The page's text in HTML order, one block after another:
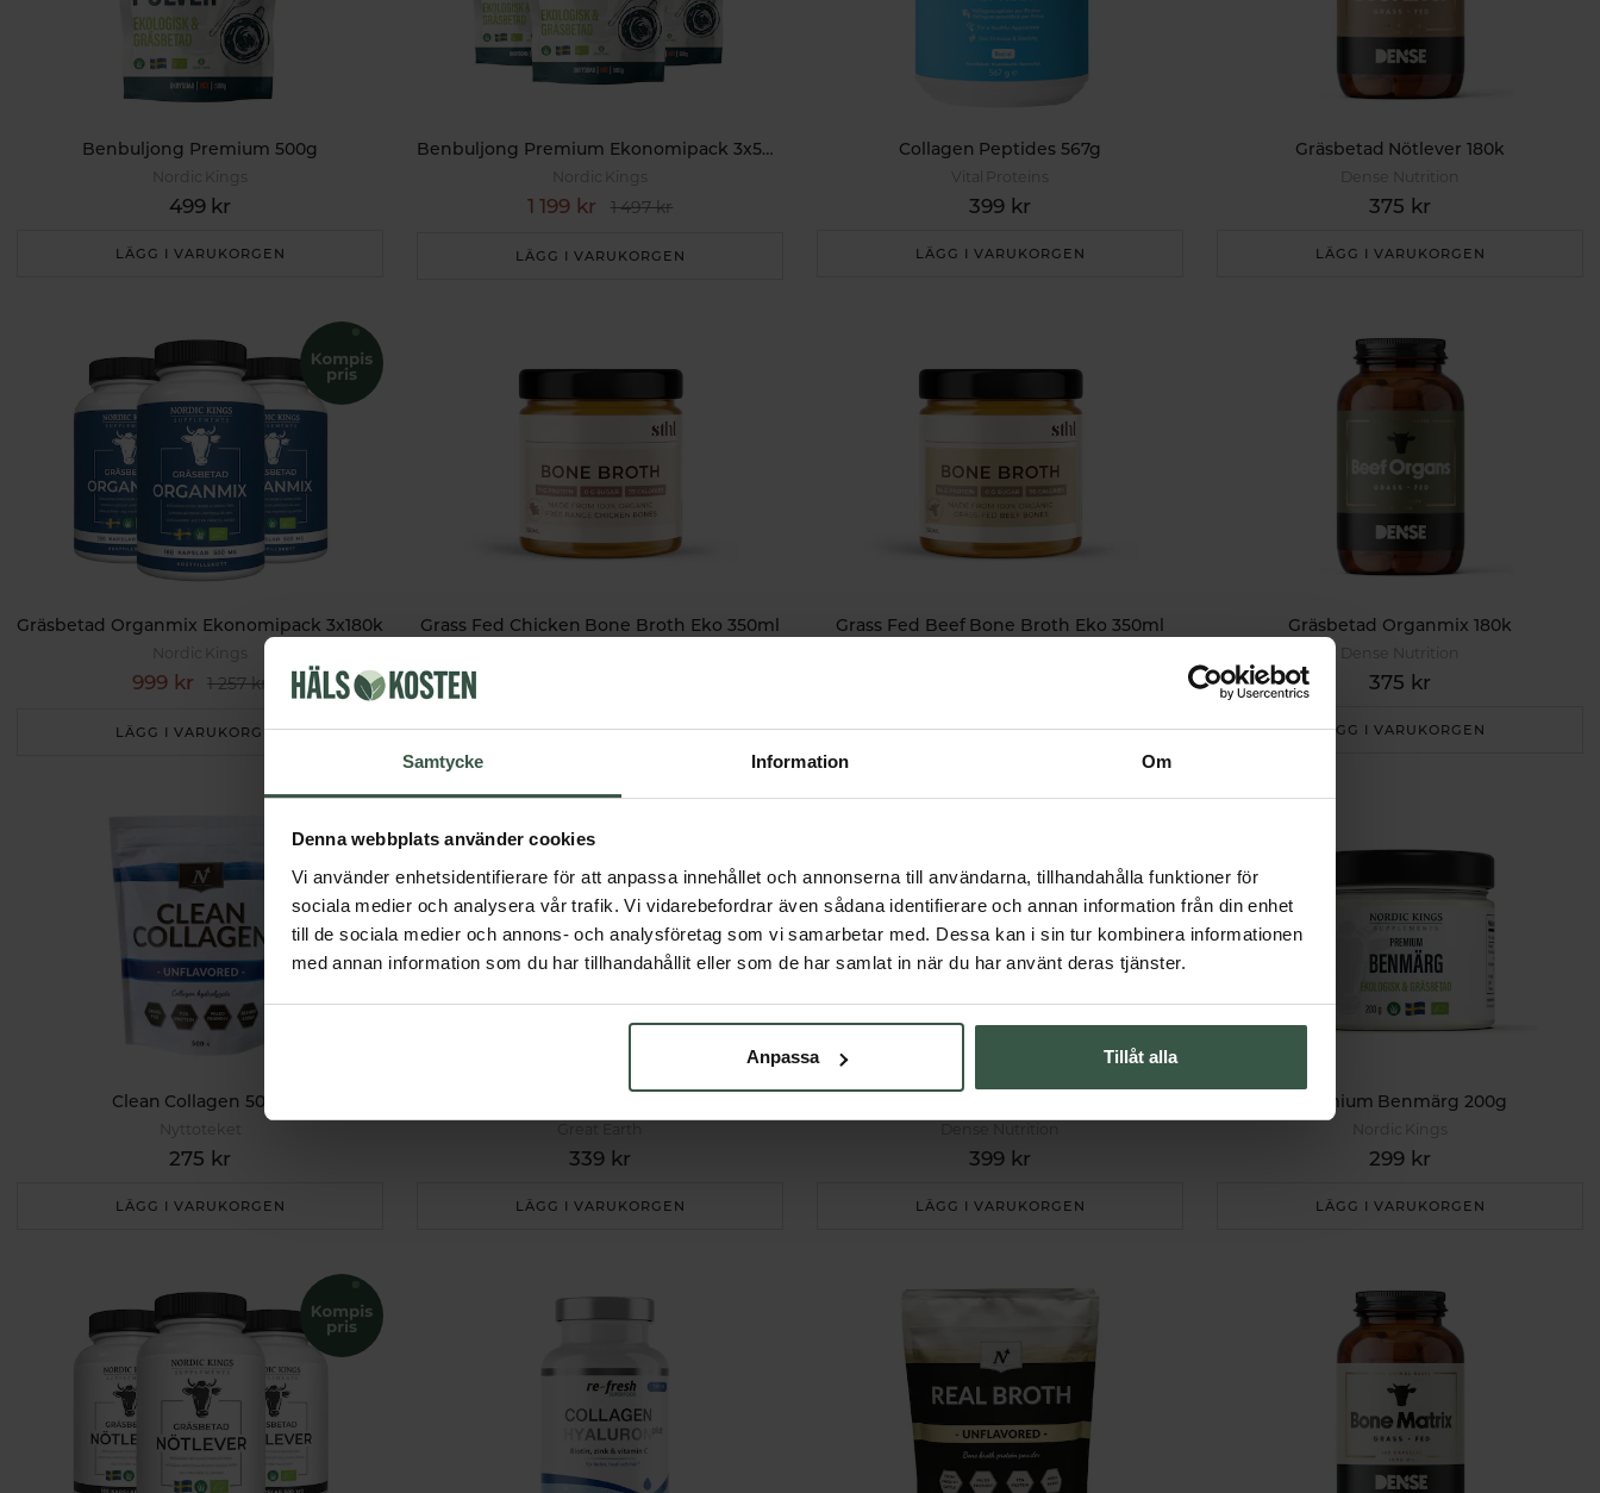
Samtycke Information Om
Denna webbplats använder cookies
Vi använder enhetsidentifierare för att anpassa innehållet och annonserna till användarna, tillhandahålla funktioner för
sociala medier och analysera vår trafik. Vi vidarebefordrar även sådana identifierare och annan information från din enhet
till de sociala medier och annons- och analysföretag som vi samarbetar med. Dessa kan i sin tur kombinera informationen
med annan information som du har tillhandahållit eller som de har samlat in när du har använt deras tjänster.
Anpassa Tillåt alla
Benbuljong Premium 500g
Nordic Kings
499 kr
LÄGG I VARUKORGEN
Benbuljong Premium Ekonomipack 3x500g
Nordic Kings
1 199 kr 1 497 kr
LÄGG I VARUKORGEN
Collagen Peptides 567g
Vital Proteins
399 kr
LÄGG I VARUKORGEN
Gräsbetad Nötlever 180k
Dense Nutrition
375 kr
LÄGG I VARUKORGEN
Gräsbetad Organmix Ekonomipack 3x180k
Nordic Kings
999 kr 1 257 kr
LÄGG I VARUKORGEN
Grass Fed Chicken Bone Broth Eko 350ml
GÅ TILL
Grass Fed Beef Bone Broth Eko 350ml
LÄGG I VARUKORGEN
Gräsbetad Organmix 180k
Dense Nutrition
375 kr
LÄGG I VARUKORGEN
Clean Collagen 500g
Nyttoteket
275 kr
LÄGG I VARUKORGEN
339 kr
LÄGG I VARUKORGEN
399 kr
LÄGG I VARUKORGEN
Premium Benmärg 200g
Nordic Kings
299 kr
LÄGG I VARUKORGEN